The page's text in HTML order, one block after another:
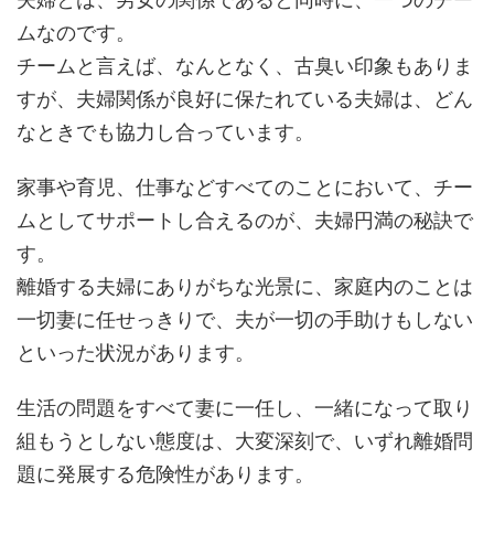
ムなのです。
チームと言えば、なんとなく、古臭い印象もありま
すが、夫婦関係が良好に保たれている夫婦は、どん
なときでも協力し合っています。
家事や育児、仕事などすべてのことにおいて、チー
ムとしてサポートし合えるのが、夫婦円満の秘訣で
す。
離婚する夫婦にありがちな光景に、家庭内のことは
一切妻に任せっきりで、夫が一切の手助けもしない
といった状況があります。
生活の問題をすべて妻に一任し、一緒になって取り
組もうとしない態度は、大変深刻で、いずれ離婚問
題に発展する危険性があります。